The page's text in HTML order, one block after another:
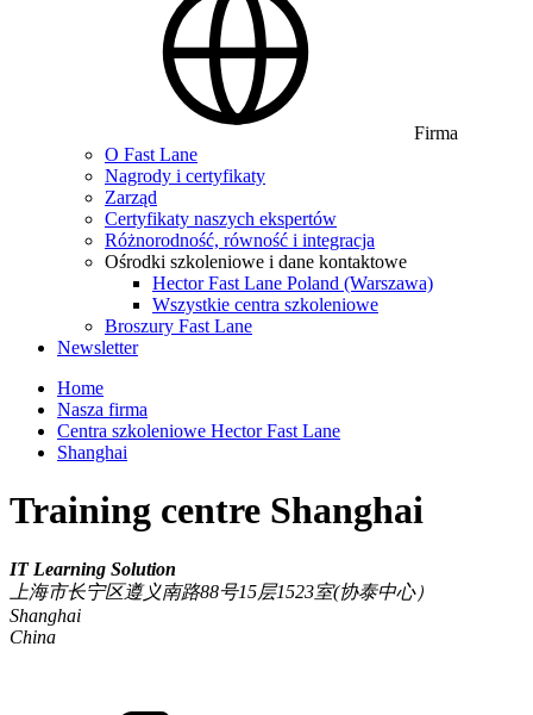
Firma
O Fast Lane
Nagrody i certyfikaty
Zarząd
Certyfikaty naszych ekspertów
Różnorodność, równość i integracja
Ośrodki szkoleniowe i dane kontaktowe
Hector Fast Lane Poland (Warszawa)
Wszystkie centra szkoleniowe
Broszury Fast Lane
Newsletter
Home
Nasza firma
Centra szkoleniowe Hector Fast Lane
Shanghai
Training centre Shanghai
IT Learning Solution
上海市长宁区遵义南路88号15层1523室(协泰中心）
Shanghai
China